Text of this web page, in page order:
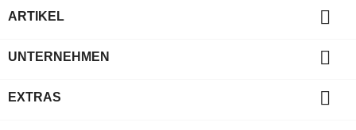
ARTIKEL 
UNTERNEHMEN 
EXTRAS 